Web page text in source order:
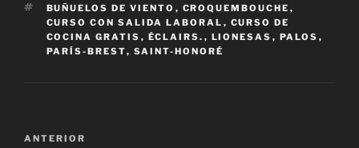
ETIQUETAS
BUÑUELOS DE VIENTO , CROQUEMBOUCHE ,
CURSO CON SALIDA LABORAL , CURSO DE
COCINA GRATIS , ÉCLAIRS. , LIONESAS , PALOS ,
PARÍS-BREST, SAINT-HONORÉ
Entrada
ANTERIOR